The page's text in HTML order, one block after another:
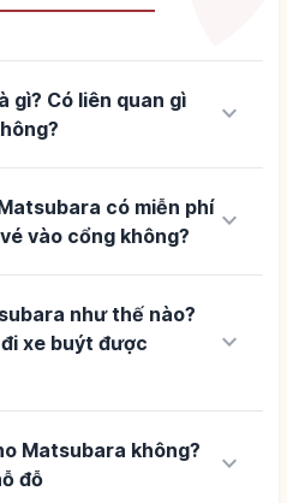
gì? Có liên quan gì
keyboard_arrow_down
có miễn phí
vào cổng không?
keyboard_arrow_down
như thế nào?
xe buýt được
keyboard_arrow_down
Matsubara không?
đỗ
keyboard_arrow_down